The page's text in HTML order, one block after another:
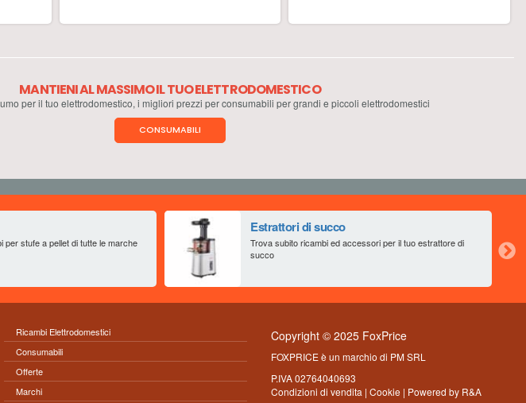
MANTIENI AL MASSIMO IL TUO ELETTRODOMESTICO
per il tuo elettrodomestico, i migliori prezzi per consumabili per grandi e piccoli elettrodomestici
CONSUMABILI
per stufe a pellet di tutte le marche
Estrattori di succo
Trova subito ricambi ed accessori per il tuo estrattore di
succo
Ricambi Elettrodomestici
Consumabili
Offerte
Marchi
Copyright © 2025 FoxPrice
FOXPRICE è un marchio di PM SRL
P.IVA 02764040693
Condizioni di vendita | Cookie | Powered by R&A